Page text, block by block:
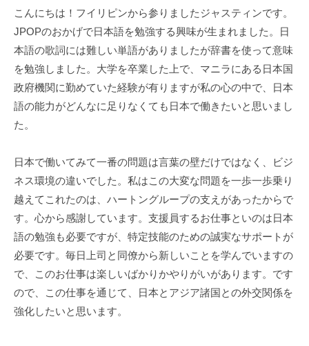
こんにちは！フイリピンから参りましたジャスティンです。
JPOPのおかげで日本語を勉強する興味が生まれました。日
本語の歌詞には難しい単語がありましたが辞書を使って意味
を勉強しました。大学を卒業した上で、マニラにある日本国
政府機関に勤めていた経験が有りますが私の心の中で、日本
語の能力がどんなに足りなくても日本で働きたいと思いまし
た。
日本で働いてみて一番の問題は言葉の壁だけではなく、ビジ
ネス環境の違いでした。私はこの大変な問題を一歩一歩乗り
越えてこれたのは、ハートングループの支えがあったからで
す。心から感謝しています。支援員するお仕事といのは日本
語の勉強も必要ですが、特定技能のための誠実なサポートが
必要です。毎日上司と同僚から新しいことを学んでいますの
で、このお仕事は楽しいばかりかやりがいがあります。です
ので、この仕事を通じて、日本とアジア諸国との外交関係を
強化したいと思います。